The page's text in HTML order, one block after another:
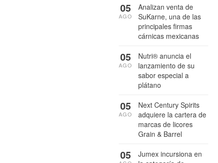
Analizan venta de
SuKarne, una de las
principales firmas
cárnicas mexicanas
05
AGO
Nutri® anuncia el
lanzamiento de su
sabor especial a
plátano
05
AGO
Next Century Spirits
adquiere la cartera de
marcas de licores
Grain & Barrel
05
AGO
Jumex incursiona en
05